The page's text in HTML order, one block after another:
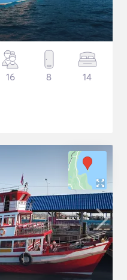
16 8 14